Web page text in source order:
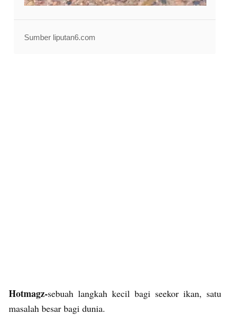
Sumber liputan6.com
Hotmagz-sebuah langkah kecil bagi seekor ikan, satu
masalah besar bagi dunia.